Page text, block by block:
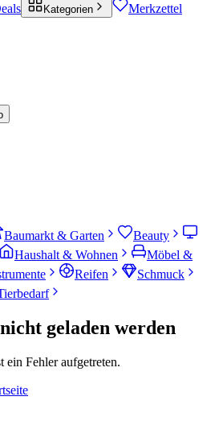
Kategorien Merkzettel
Baumarkt & Garten
Beauty
Haushalt & Wohnen
Möbel &
Reifen
Schmuck
geladen werden
ein Fehler aufgetreten.